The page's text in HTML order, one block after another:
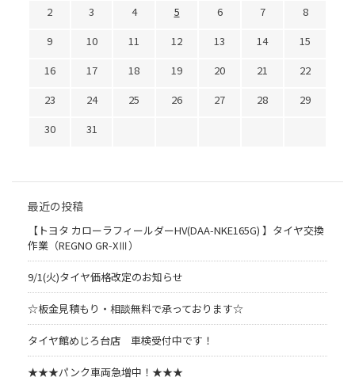
2
3 4 5 6 7
8
9
10 11 12 13 14
15
16
17 18 19 20 21
22
23
24 25 26 27 28
29
30
31
最近の投稿
【トヨタ カローラフィールダーHV(DAA-NKE165G) 】タイヤ交換
作業（REGNO GR-XⅢ）
9/1(火)タイヤ価格改定のお知らせ
☆板金見積もり・相談無料で承っております☆
タイヤ館めじろ台店 車検受付中です！
★★★パンク車両急増中！★★★